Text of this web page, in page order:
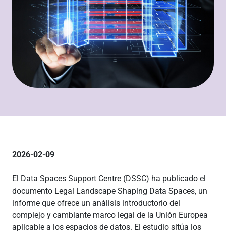
2026-02-09
El Data Spaces Support Centre (DSSC) ha publicado el
documento Legal Landscape Shaping Data Spaces, un
informe que ofrece un análisis introductorio del
complejo y cambiante marco legal de la Unión Europea
aplicable a los espacios de datos. El estudio sitúa los